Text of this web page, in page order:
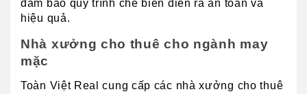
đảm bảo quy trình chế biến diễn ra an toàn và
hiệu quả.
Nhà xưởng cho thuê cho ngành may
mặc
Toàn Việt Real cung cấp các nhà xưởng cho thuê